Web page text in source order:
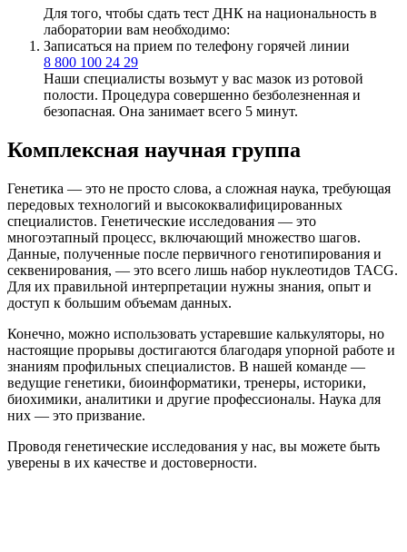
Для того, чтобы сдать тест ДНК на национальность в
лаборатории вам необходимо:
Записаться на прием по телефону горячей линии
8 800 100 24 29
Наши специалисты возьмут у вас мазок из ротовой
полости. Процедура совершенно безболезненная и
безопасная. Она занимает всего 5 минут.
Комплексная научная группа
Генетика — это не просто слова, а сложная наука, требующая
передовых технологий и высококвалифицированных
специалистов. Генетические исследования — это
многоэтапный процесс, включающий множество шагов.
Данные, полученные после первичного генотипирования и
секвенирования, — это всего лишь набор нуклеотидов TACG.
Для их правильной интерпретации нужны знания, опыт и
доступ к большим объемам данных.
Конечно, можно использовать устаревшие калькуляторы, но
настоящие прорывы достигаются благодаря упорной работе и
знаниям профильных специалистов. В нашей команде —
ведущие генетики, биоинформатики, тренеры, историки,
биохимики, аналитики и другие профессионалы. Наука для
них — это призвание.
Проводя генетические исследования у нас, вы можете быть
уверены в их качестве и достоверности.